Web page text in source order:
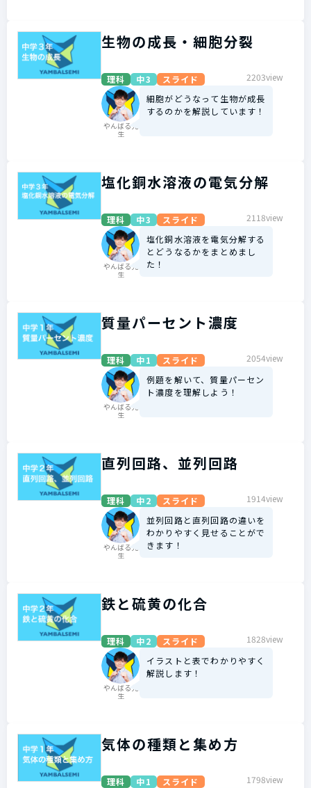
生物の成長・細胞分裂
理科 中3 スライド 2203view
やんばる先
生
細胞がどうなって生物が成長
するのかを解説しています！
塩化銅水溶液の電気分解
理科 中3 スライド 2118view
やんばる先
生
塩化銅水溶液を電気分解する
とどうなるかをまとめまし
た！
質量パーセント濃度
理科 中1 スライド 2054view
やんばる先
生
例題を解いて、質量パーセン
ト濃度を理解しよう！
直列回路、並列回路
理科 中2 スライド 1914view
やんばる先
生
並列回路と直列回路の違いを
わかりやすく見せることがで
きます！
鉄と硫黄の化合
理科 中2 スライド 1828view
やんばる先
生
イラストと表でわかりやすく
解説します！
気体の種類と集め方
理科 中1 スライド 1798view